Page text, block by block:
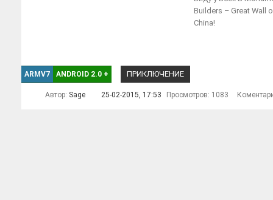
Builders – Great Wall
China!
ARMV7 ANDROID 2.0 + ПРИКЛЮЧЕНИЕ
Автор: Sage 25-02-2015, 17:53 Просмотров: 1083